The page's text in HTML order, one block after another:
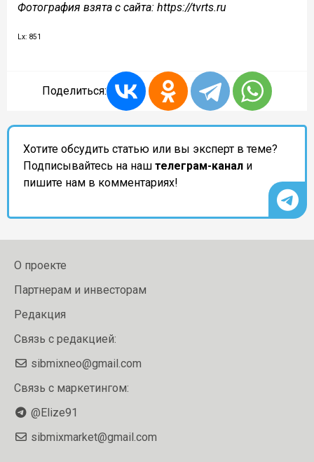
Фотография взята с сайта: https://tvrts.ru
Lx: 851
Поделиться:
Хотите обсудить статью или вы эксперт в теме?
Подписывайтесь на наш телеграм-канал и
пишите нам в комментариях!
О проекте
Партнерам и инвесторам
Редакция
Связь с редакцией:
sibmixneo@gmail.com
Связь с маркетингом:
@Elize91
sibmixmarket@gmail.com